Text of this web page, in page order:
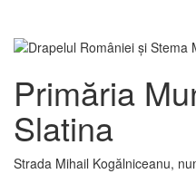
Primăria
Slatina
Strada Mihail Kogălniceanu,